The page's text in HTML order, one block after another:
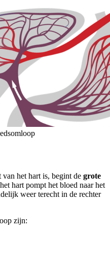
het hart is, begint de grote
hart pompt het bloed naar het
weer terecht in de rechter
zijn: